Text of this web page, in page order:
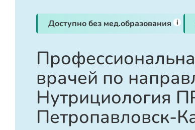
Доступно без мед.образования i
врачей по
Нутрициология
Петропавловск-